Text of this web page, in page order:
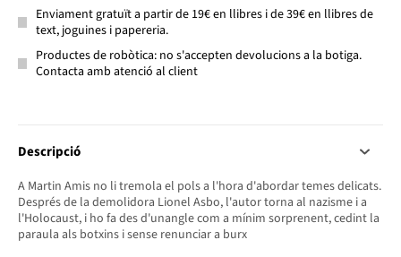
Enviament gratuït a partir de 19€ en llibres i de 39€ en llibres de
text, joguines i papereria.
Productes de robòtica: no s'accepten devolucions a la botiga.
Contacta amb atenció al client
Descripció
A Martin Amis no li tremola el pols a l'hora d'abordar temes delicats.
Després de la demolidora Lionel Asbo, l'autor torna al nazisme i a
l'Holocaust, i ho fa des d'unangle com a mínim sorprenent, cedint la
paraula als botxins i sense renunciar a burx